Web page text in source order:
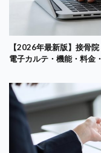
【2026年最新版】接骨
電子カルテ・機能・料金